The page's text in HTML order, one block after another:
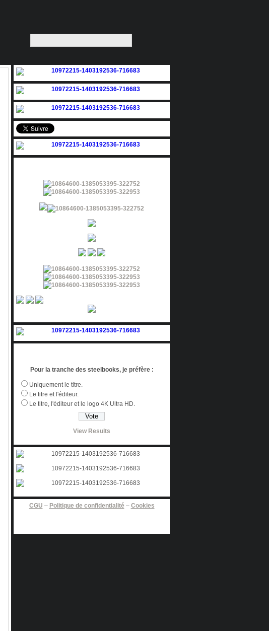
Pour la tranche des steelbooks, je préfère :
Uniquement le titre.
Le titre et l'éditeur.
Le titre, l'éditeur et le logo 4K Ultra HD.
View Results
CGU – Politique de confidentialité – Cookies